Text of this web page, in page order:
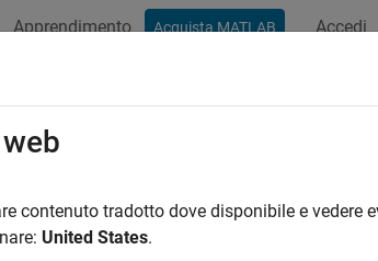
Apprendimento Acquista MATLAB Accedi
contenuto tradotto dove disponibile e vedere
United States.